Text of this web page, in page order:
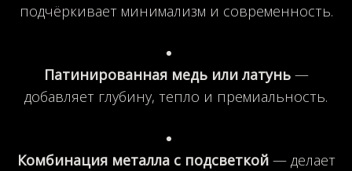
подчёркивает минимализм и современность.
Патинированная медь или латунь—
добавляет глубину, тепло и премиальность.
Комбинация металла с подсветкой— делает